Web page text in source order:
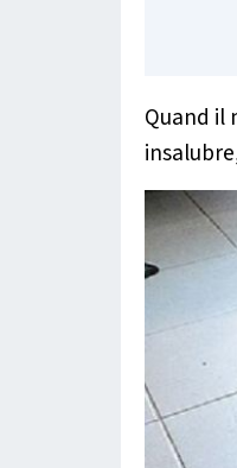
Quand il